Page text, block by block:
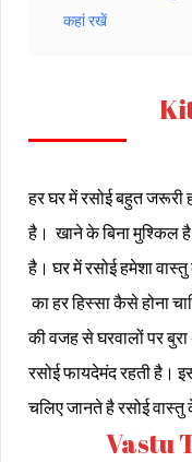
कहां रखें
हर घर में रसोई बहुत जरूरी
है। खाने के बिना मुश्किल
है। घर में रसोई हमेशा
का हर हिस्सा कैसे होना
की वजह से घरवालों पर
रसोई फायदेमंद रहती है।
चलिए जानते है रसोई वास्तु
Vastu